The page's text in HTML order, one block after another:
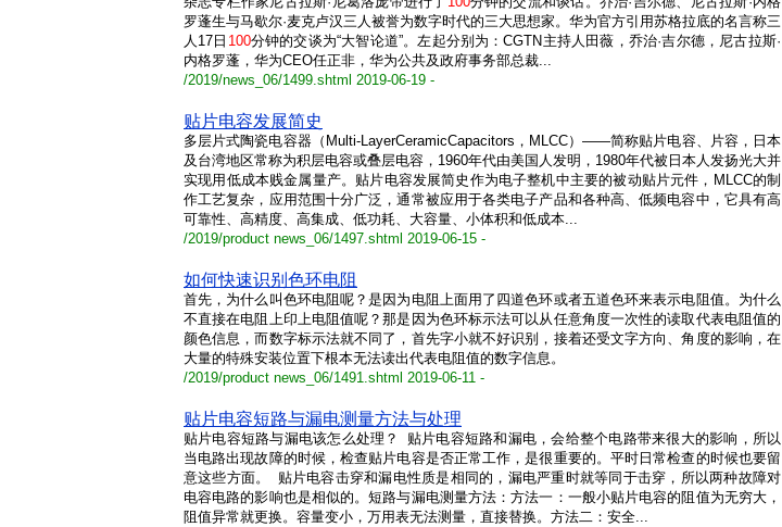
罗蓬生与马歇尔·麦克卢汉三人被誉为数字时代的三大思想家。华为官方引用苏格拉底的名言称三
人17日 100分钟的交谈为“大智论道”。左起分别为：CGTN主持人田薇，乔治·吉尔德，尼古拉斯·
内格罗蓬，华为CEO任正非，华为公共及政府事务部总裁...
/2019/news_06/1499.shtml 2019-06-19 -
贴片电容发展简史
多层片式陶瓷电容器（Multi-LayerCeramicCapacitors，MLCC）——简称贴片电容、片容，日本
及台湾地区常称为积层电容或叠层电容，1960年代由美国人发明，1980年代被日本人发扬光大并
实现用低成本贱金属量产。贴片电容发展简史作为电子整机中主要的被动贴片元件，MLCC的制
作工艺复杂，应用范围十分广泛，通常被应用于各类电子产品和各种高、低频电容中，它具有高
可靠性、高精度、高集成、低功耗、大容量、小体积和低成本...
/2019/product news_06/1497.shtml 2019-06-15 -
如何快速识别色环电阻
首先，为什么叫色环电阻呢？是因为电阻上面用了四道色环或者五道色环来表示电阻值。为什么
不直接在电阻上印上电阻值呢？那是因为色环标示法可以从任意角度一次性的读取代表电阻值的
颜色信息，而数字标示法就不同了，首先字小就不好识别，接着还受文字方向、角度的影响，在
大量的特殊安装位置下根本无法读出代表电阻值的数字信息。
/2019/product news_06/1491.shtml 2019-06-11 -
贴片电容短路与漏电测量方法与处理
贴片电容短路与漏电该怎么处理？ 贴片电容短路和漏电，会给整个电路带来很大的影响，所以
当电路出现故障的时候，检查贴片电容是否正常工作，是很重要的。平时日常检查的时候也要留
意这些方面。 贴片电容击穿和漏电性质是相同的，漏电严重时就等同于击穿，所以两种故障对
电容电路的影响也是相似的。短路与漏电测量方法：方法一：一般小贴片电容的阻值为无穷大，
阻值异常就更换。容量变小，万用表无法测量，直接替换。方法二：安全...